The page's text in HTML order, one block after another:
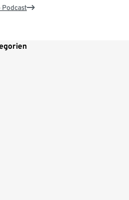
Podcast